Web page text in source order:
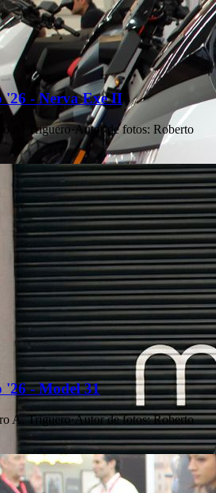
- Nerva Exe II
A. Triguero·Autor de fotos: Roberto
- Model 31
A. Triguero·Autor de fotos: Roberto